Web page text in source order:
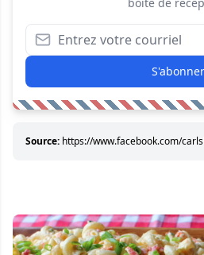
S'abonner
Source: https://www.facebook.com/